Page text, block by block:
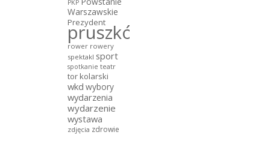
PKP
Warszawskie
Prezydent
pruszków
rower rowery
spektakl sport
spotkanie teatr
tor kolarski
wkd wybory
wydarzenia
wydarzenie
wystawa
zdjęcia zdrowie